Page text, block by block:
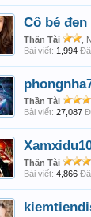
Cô bé đen
Thần Tài
,
Bài viết: 1,994
Thần Tài
Bài viết: 27,087
Thần Tài
Bài viết: 4,866